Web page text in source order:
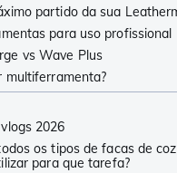
partido da sua
para uso profissional
vs Wave Plus
multiferramenta?
2026
os tipos de facas de
para que tarefa?